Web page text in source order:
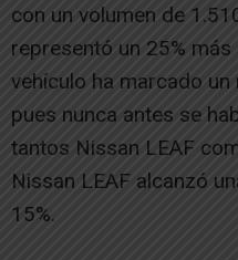
con un volumen de
representó un 25%
vehículo ha marcado
pues nunca antes se
tantos Nissan LEAF
Nissan LEAF alcanzó
15%.